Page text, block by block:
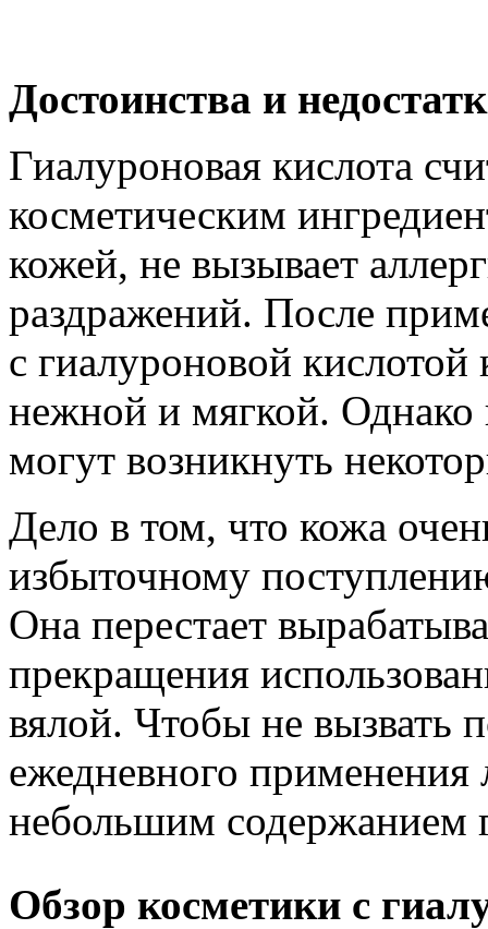
Достоинства и
Гиалуроновая кислота
косметическим
кожей, не вызывает
раздражений. После
с гиалуроновой кислотой
нежной и мягкой.
могут возникнуть
Дело в том, что кожа
избыточному
Она перестает
прекращения
вялой. Чтобы не вызвать
ежедневного применения
небольшим содержанием
Обзор косметики с